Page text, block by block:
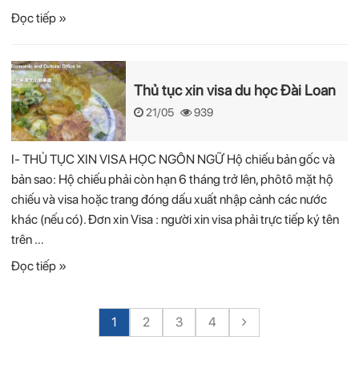
Đọc tiếp »
Thủ tục xin visa du học Đài Loan
21/05 939
I- THỦ TỤC XIN VISA HỌC NGÔN NGỮ Hộ chiếu bản gốc và
bản sao: Hộ chiếu phải còn hạn 6 tháng trở lên, phôtô mặt hộ
chiếu và visa hoặc trang đóng dấu xuất nhập cảnh các nước
khác (nếu có). Đơn xin Visa : người xin visa phải trực tiếp ký tên
trên …
Đọc tiếp »
1 2 3 4